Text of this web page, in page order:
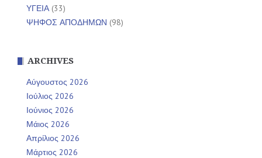
ΥΓΕΙΑ(33)
ΨΗΦΟΣ ΑΠΟΔΗΜΩΝ (98)
ARCHIVES
Αύγουστος 2026
Ιούλιος 2026
Ιούνιος 2026
Μάιος 2026
Απρίλιος 2026
Μάρτιος 2026